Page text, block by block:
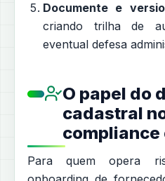
Documente e
criando trilha de
eventual defesa
O papel do
cadastral
Para quem opera